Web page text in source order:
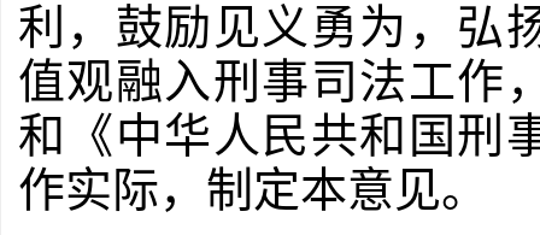
利，鼓励见义勇为，弘
值观融入刑事司法工作
和《中华人民共和国刑
作实际，制定本意见。